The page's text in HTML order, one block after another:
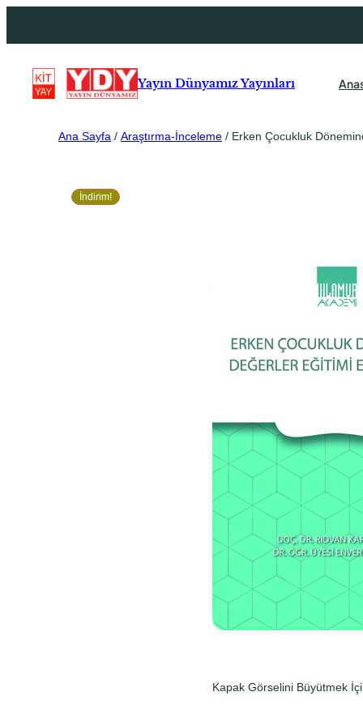
Yayın Dünyamız Yayınları
Ana Sayfa / Araştırma-İnceleme / Erken Çocukluk
İndirim!
Kapak Görselini Büyütmek